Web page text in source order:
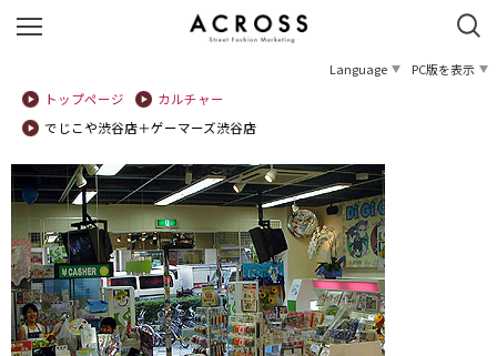
Language
PC版を表示
トップページ
カルチャー
でじこや渋谷店＋ゲーマーズ渋谷店